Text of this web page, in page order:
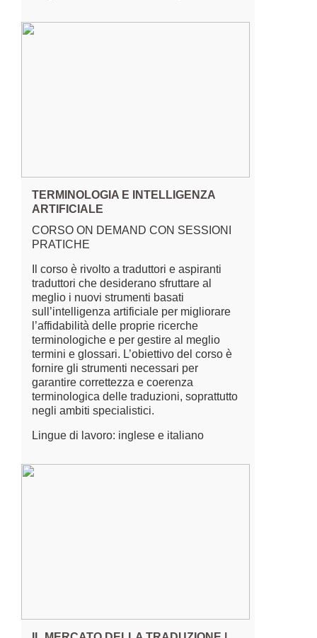
TERMINOLOGIA E INTELLIGENZA
ARTIFICIALE
CORSO ON DEMAND CON SESSIONI
PRATICHE
Il corso è rivolto a traduttori e aspiranti
traduttori che desiderano sfruttare al
meglio i nuovi strumenti basati
sull’intelligenza artificiale per migliorare
l’affidabilità delle proprie ricerche
terminologiche e per gestire al meglio
termini e glossari. L’obiettivo del corso è
fornire gli strumenti necessari per
garantire correttezza e coerenza
terminologica delle traduzioni, soprattutto
negli ambiti specialistici.
Lingue di lavoro: inglese e italiano